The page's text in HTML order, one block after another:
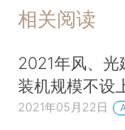
相关阅读
2021年风、
装机规模不设
2021年05月22日